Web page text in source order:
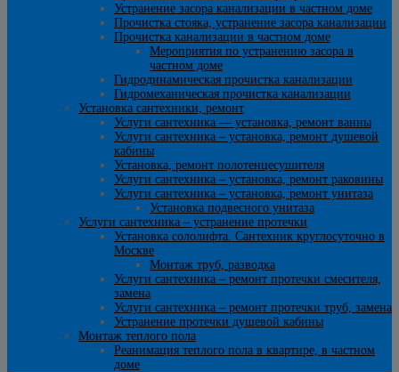
Устранение засора канализации в частном доме
Прочистка стояка, устранение засора канализации
Прочистка канализации в частном доме
Мероприятия по устранению засора в
частном доме
Гидродинамическая прочистка канализации
Гидромеханическая прочистка канализации
Установка сантехники, ремонт
Услуги сантехника — установка, ремонт ванны
Услуги сантехника – установка, ремонт душевой
кабины
Установка, ремонт полотенцесушителя
Услуги сантехника – установка, ремонт раковины
Услуги сантехника – установка, ремонт унитаза
Установка подвесного унитаза
Услуги сантехника – устранение протечки
Установка сололифта. Сантехник круглосуточно в
Москве
Монтаж труб, разводка
Услуги сантехника – ремонт протечки смесителя,
замена
Услуги сантехника – ремонт протечки труб, замена
Устранение протечки душевой кабины
Монтаж теплого пола
Реанимация теплого пола в квартире, в частном
доме